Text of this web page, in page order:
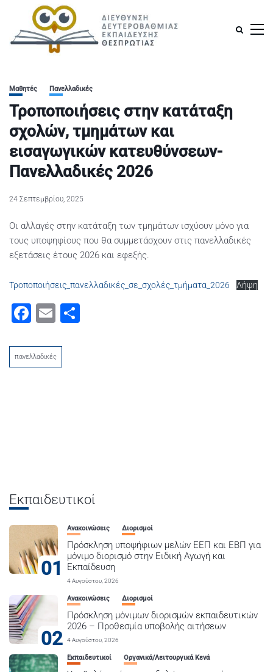
Μαθητές Πανελλαδικές
Τροποποιήσεις στην κατάταξη
σχολών, τμημάτων και
εισαγωγικών κατευθύνσεων-
Πανελλαδικές 2026
24 Σεπτεμβρίου, 2025
Οι αλλαγές στην κατάταξη των τμημάτων ισχύουν μόνο για
τους υποψηφίους που θα συμμετάσχουν στις πανελλαδικές
εξετάσεις έτους 2026 και εφεξής.
Τροποποιήσεις_πανελλαδικές_σε_σχολές_τμήματα_2026 Λήψη
Facebook
Email
πανελλαδικές
Εκπαιδευτικοί
01
Ανακοινώσεις Διορισμοί
Πρόσκληση υποψήφιων μελών ΕΕΠ και ΕΒΠ για
μόνιμο διορισμό στην Ειδική Αγωγή και
Εκπαίδευση
4 Αυγούστου, 2026
02
Ανακοινώσεις Διορισμοί
Πρόσκληση μόνιμων διορισμών εκπαιδευτικών
2026 – Προθεσμία υποβολής αιτήσεων
4 Αυγούστου, 2026
Εκπαιδευτικοί Οργανικά/Λειτουργικά Κενά